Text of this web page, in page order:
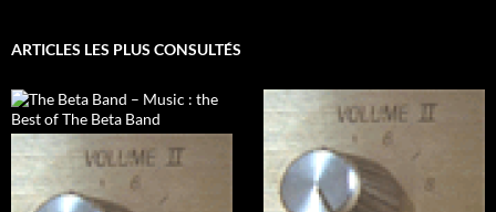
ARTICLES LES PLUS CONSULTÉS